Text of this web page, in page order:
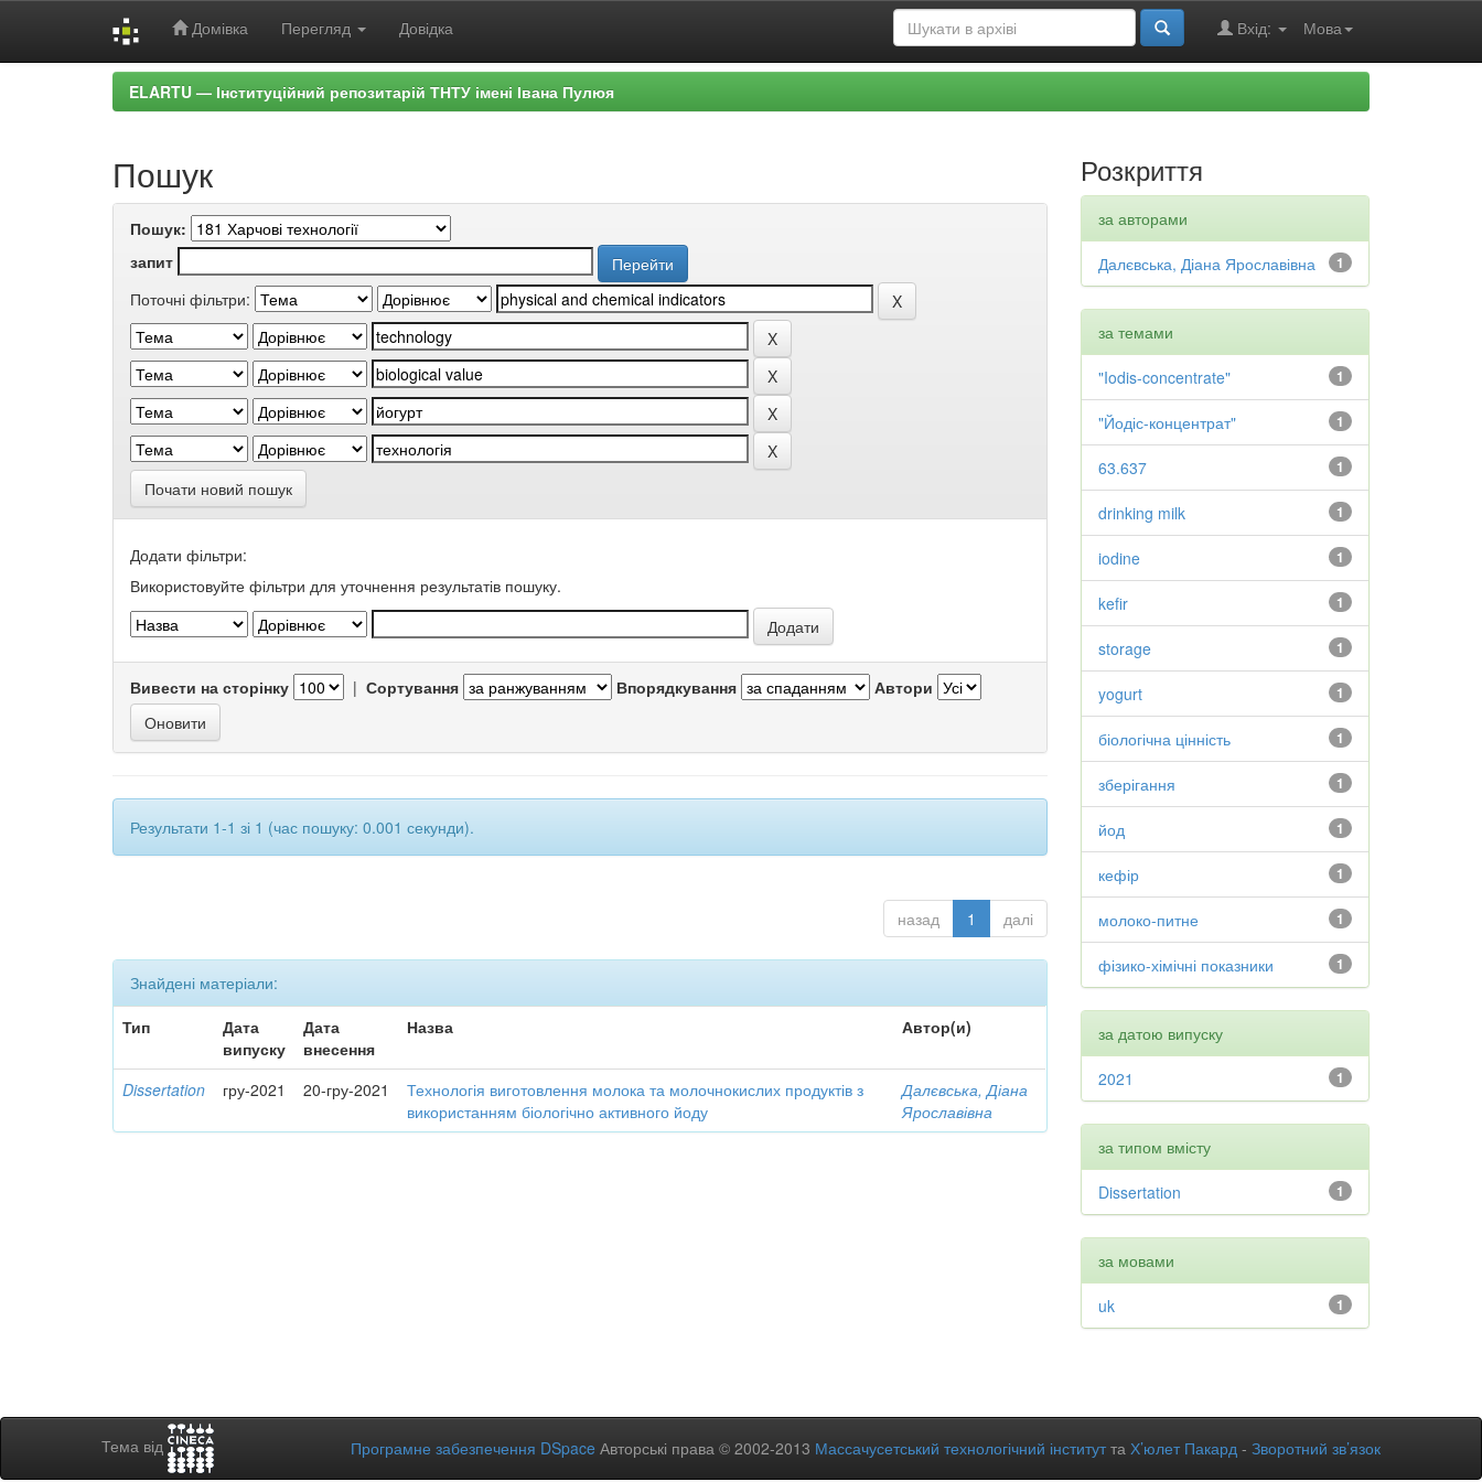
Домівка Перегляд Довідка Мова
Вхід:
ELARTU — Інституційний репозитарій ТНТУ імені Івана Пулюя
Пошук
Пошук:
запит
Поточні фільтри:
Почати новий пошук
Додати фільтри:
Використовуйте фільтри для уточнення результатів пошуку.
Вивести на сторінку | Сортування Впорядкування Автори
Результати 1-1 зі 1 (час пошуку: 0.001 секунди).
назад 1 далі
Знайдені матеріали:
Тип
Дата
випуску
Дата
внесення
Назва Автор(и)
Dissertation гру-2021 20-гру-2021
Технологія виготовлення молока та молочнокислих продуктів з
використанням біологічно активного йоду
Далєвська, Діана
Ярославівна
Розкриття
за авторами
1
Далєвська, Діана Ярославівна
за темами
1
"Iodis-concentrate"
1
"Йодіс-концентрат"
1
63.637
1
drinking milk
1
iodine
1
kefir
1
storage
1
yogurt
1
біологічна цінність
1
зберігання
1
йод
1
кефір
1
молоко-питне
1
фізико-хімічні показники
за датою випуску
1
2021
за типом вмісту
1
Dissertation
за мовами
1
uk
Тема від Програмне забезпечення DSpace Авторські права © 2002-2013 Массачусетський технологічний інститутта Х’юлет Пакард - Зворотний зв’язок